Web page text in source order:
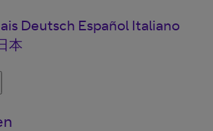
Deutsch Español Italiano
本